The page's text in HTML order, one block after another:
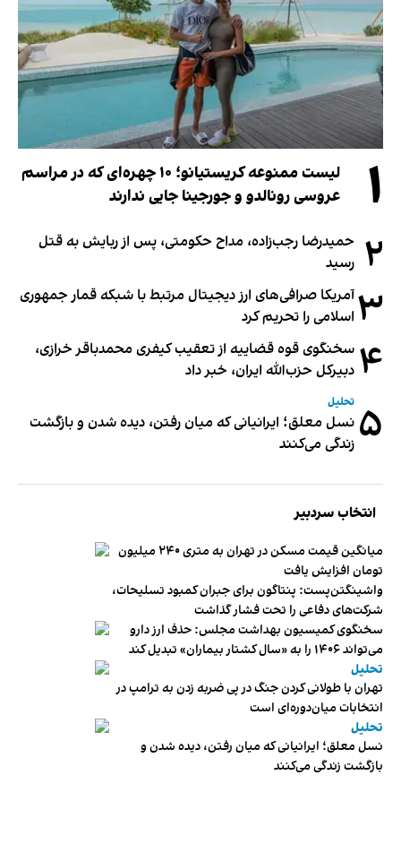
۱
لیست ممنوعه کریستیانو؛ ۱۰ چهره‌ای که در مراسم
عروسی رونالدو و جورجینا جایی ندارند
۲ حمیدرضا رجب‌زاده، مداح حکومتی، پس از ربایش به قتل
رسید
۳آمریکا صرافی‌های ارز دیجیتال مرتبط با شبکه قمار جمهوری
اسلامی را تحریم کرد
۴ سخنگوی قوه قضاییه از تعقیب کیفری محمدباقر خرازی،
دبیر‌کل حزب‌الله ایران، خبر داد
۵ تحلیل
نسل معلق؛ ایرانیانی که میان رفتن، دیده شدن و بازگشت
زندگی می‌کنند
انتخاب سردبیر
میانگین قیمت مسکن در تهران به متری ۲۴۰ میلیون
تومان افزایش یافت
واشینگتن‌پست: پنتاگون برای جبران کمبود تسلیحات،
شرکت‌های دفاعی را تحت فشار گذاشت
سخنگوی کمیسیون بهداشت مجلس: حذف ارز دارو
می‌تواند ۱۴۰۶ را به «سال کشتار بیماران» تبدیل کند
تحلیل
تهران با طولانی کردن جنگ در پی ضربه زدن به ترامپ در
انتخابات میان‌دوره‌ای است
تحلیل
نسل معلق؛ ایرانیانی که میان رفتن، دیده شدن و
بازگشت زندگی می‌کنند